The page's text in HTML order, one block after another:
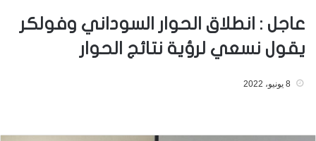
عاجل : انطلاق الحوار السوداني وفولكر
يقول نسعي لرؤية نتائج الحوار
8 يونيو، 2022